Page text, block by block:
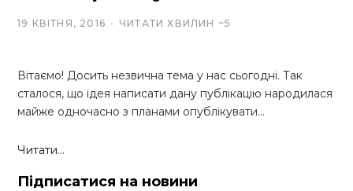
19 КВІТНЯ, 2016 ЧИТАТИ ХВИЛИН ~5
Вітаємо! Досить незвична тема у нас сьогодні. Так
сталося, що ідея написати дану публікацію народилася
майже одночасно з планами опублікувати…
Читати...
Підписатися на новини